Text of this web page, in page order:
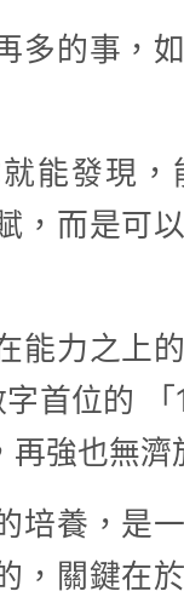
多的事，
能發現
，而是可
能力之上
首位的
再強也無濟
培養，是
，關鍵在